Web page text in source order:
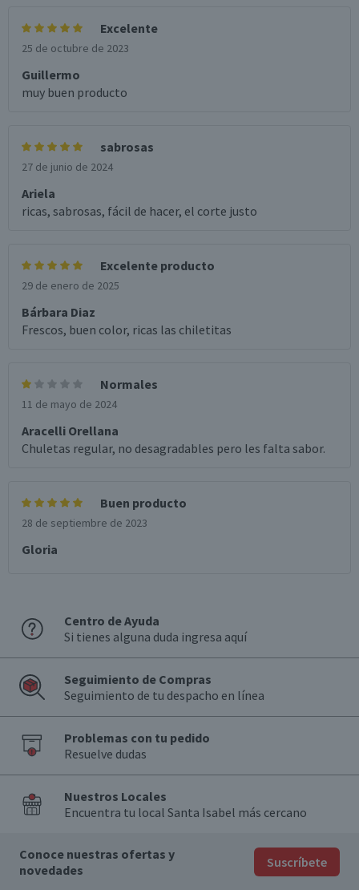
Excelente
25 de octubre de 2023
Guillermo
muy buen producto
sabrosas
27 de junio de 2024
Ariela
ricas, sabrosas, fácil de hacer, el corte justo
Excelente producto
29 de enero de 2025
Bárbara Diaz
Frescos, buen color, ricas las chiletitas
Normales
11 de mayo de 2024
Aracelli Orellana
Chuletas regular, no desagradables pero les falta sabor.
Buen producto
28 de septiembre de 2023
Gloria
Centro de Ayuda
Si tienes alguna duda ingresa aquí
Seguimiento de Compras
Seguimiento de tu despacho en línea
Problemas con tu pedido
Resuelve dudas
Nuestros Locales
Encuentra tu local Santa Isabel más cercano
Conoce nuestras ofertas y
novedades
Suscríbete